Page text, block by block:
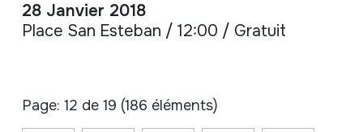
28 Janvier 2018
Place San Esteban / 12:00 / Gratuit
Page: 12 de 19 (186 éléments)